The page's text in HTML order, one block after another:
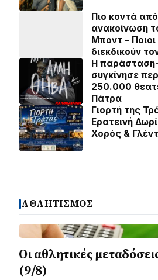
Πιο κοντά
ανακοίνωση
Μποντ – Ποιοι
διεκδικούν
Η
συγκίνησε
250.000
Πάτρα
Γιορτή της
Ερατεινή
Χορός &
ΑΘΛΗΤΙΣΜΟΣ
Οι αθλητικές
(9/8)